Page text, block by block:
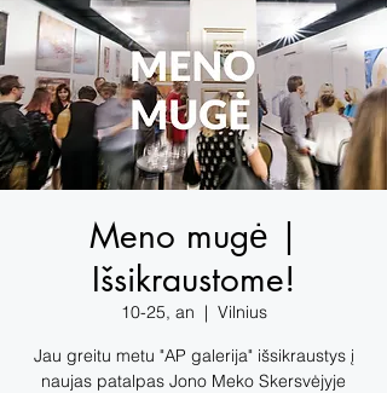
Meno mugė |
Išsikraustome!
10-25, an
  |
Vilnius
Jau greitu metu "AP galerija" išsikraustys į
naujas patalpas Jono Meko Skersvėjyje